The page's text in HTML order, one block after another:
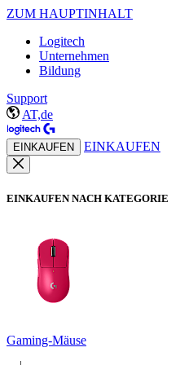
ZUM HAUPTINHALT
Logitech
Unternehmen
Bildung
Support
AT,de
EINKAUFEN EINKAUFEN
EINKAUFEN NACH KATEGORIE
Gaming-Mäuse